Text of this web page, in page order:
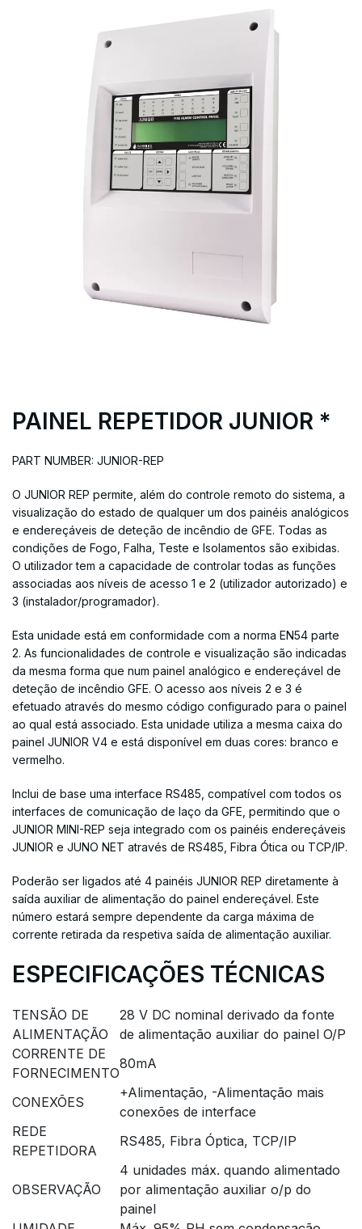
PAINEL REPETIDOR JUNIOR *
PART NUMBER: JUNIOR-REP
O JUNIOR REP permite, além do controle remoto do sistema, a
visualização do estado de qualquer um dos painéis analógicos
e endereçáveis de deteção de incêndio de GFE. Todas as
condições de Fogo, Falha, Teste e Isolamentos são exibidas.
O utilizador tem a capacidade de controlar todas as funções
associadas aos níveis de acesso 1 e 2 (utilizador autorizado) e
3 (instalador/programador).
Esta unidade está em conformidade com a norma EN54 parte
2. As funcionalidades de controle e visualização são indicadas
da mesma forma que num painel analógico e endereçável de
deteção de incêndio GFE. O acesso aos níveis 2 e 3 é
efetuado através do mesmo código configurado para o painel
ao qual está associado. Esta unidade utiliza a mesma caixa do
painel JUNIOR V4 e está disponível em duas cores: branco e
vermelho.
Inclui de base uma interface RS485, compatível com todos os
interfaces de comunicação de laço da GFE, permitindo que o
JUNIOR MINI-REP seja integrado com os painéis endereçáveis
JUNIOR e JUNO NET através de RS485, Fibra Ótica ou TCP/IP.
Poderão ser ligados até 4 painéis JUNIOR REP diretamente à
saída auxiliar de alimentação do painel endereçável. Este
número estará sempre dependente da carga máxima de
corrente retirada da respetiva saída de alimentação auxiliar.
ESPECIFICAÇÕES TÉCNICAS
TENSÃO DE
ALIMENTAÇÃO
28 V DC nominal derivado da fonte
de alimentação auxiliar do painel O/P
CORRENTE DE
FORNECIMENTO
80mA
CONEXÕES
+Alimentação, -Alimentação mais
conexões de interface
REDE
REPETIDORA
RS485, Fibra Óptica, TCP/IP
OBSERVAÇÃO
4 unidades máx. quando alimentado
por alimentação auxiliar o/p do
painel